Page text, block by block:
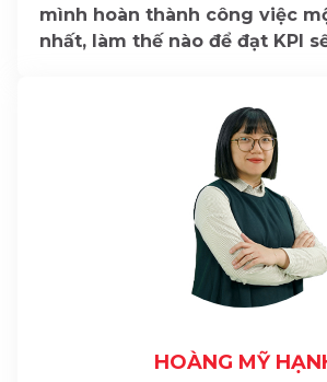
mình hoàn thành công việc
nhất, làm thế nào để đạt KPI
HOÀNG MỸ